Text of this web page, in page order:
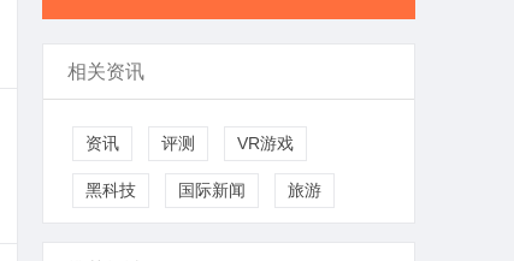
相关资讯
资讯 评测 VR游戏
黑科技 国际新闻 旅游